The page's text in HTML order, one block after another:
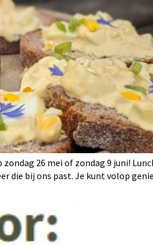
26 mei of zondag 9 juni!
die bij ons past. Je kunt volop